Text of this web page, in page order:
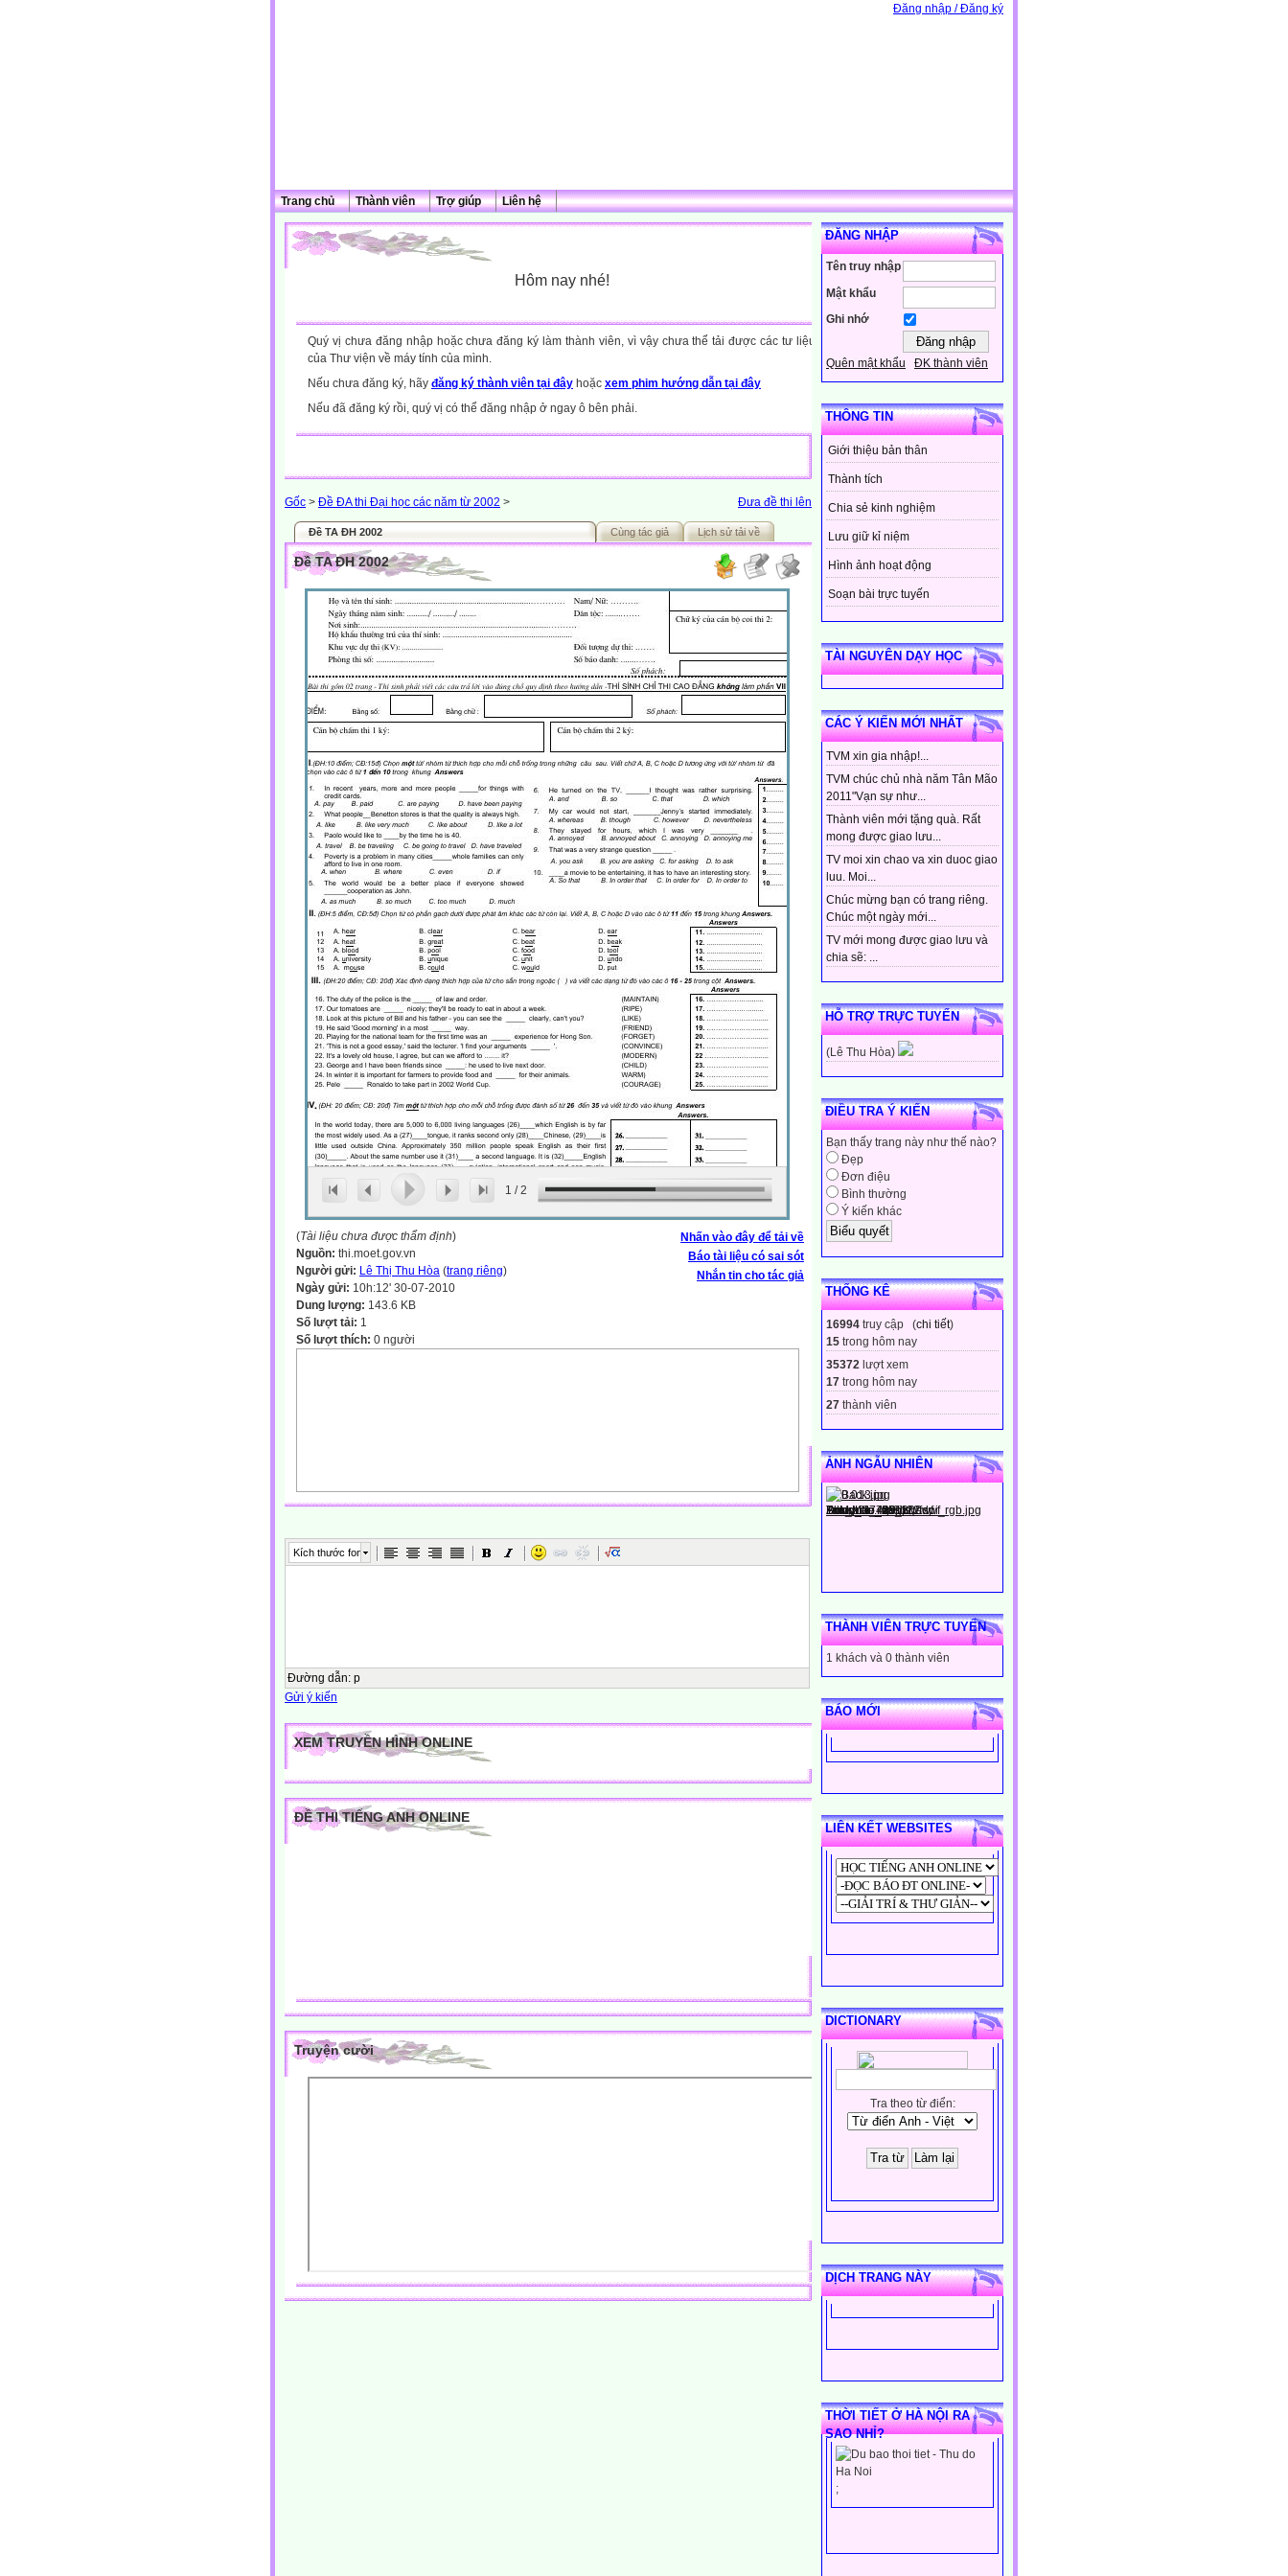
Đăng nhập / Đăng ký
Trang chủ Thành viên Trợ giúp Liên hệ
ĐĂNG NHẬP
Tên truy nhập
Mật khẩu
Ghi nhớ
Quên mật khẩu ĐK thành viên
THÔNG TIN
Giới thiệu bản thân
Thành tích
Chia sẻ kinh nghiệm
Lưu giữ kỉ niệm
Hình ảnh hoạt động
Soạn bài trực tuyến
TÀI NGUYÊN DẠY HỌC
CÁC Ý KIẾN MỚI NHẤT
TVM xin gia nhập!...
TVM chúc chủ nhà năm Tân Mão
2011"Vạn sự như...
Thành viên mới tặng quà. Rất
mong được giao lưu...
TV moi xin chao va xin duoc giao
luu. Moi...
Chúc mừng bạn có trang riêng.
Chúc một ngày mới...
TV mới mong được giao lưu và
chia sẽ: ...
HỖ TRỢ TRỰC TUYẾN
(Lê Thu Hòa)
ĐIỀU TRA Ý KIẾN
Bạn thấy trang này như thế nào?
Đẹp
Đơn điệu
Bình thường
Ý kiến khác
THỐNG KÊ
16994 truy cập (chi tiết)
15 trong hôm nay
35372 lượt xem
17 trong hôm nay
27 thành viên
ẢNH NGẪU NHIÊN
THÀNH VIÊN TRỰC TUYẾN
1 khách và 0 thành viên
BÁO MỚI
LIÊN KẾT WEBSITES
DICTIONARY
Tra theo từ điển:
DỊCH TRANG NÀY
THỜI TIẾT Ở HÀ NỘI RA
SAO NHỈ?
;
Hôm nay nhé!
Quý vị chưa đăng nhập hoặc chưa đăng ký làm thành viên, vì vậy chưa thể tải được các tư liệu
của Thư viện về máy tính của mình.
Nếu chưa đăng ký, hãy đăng ký thành viên tại đây hoặc xem phim hướng dẫn tại đây
Nếu đã đăng ký rồi, quý vị có thể đăng nhập ở ngay ô bên phải.
Đưa đề thi lên
Gốc > Đề ĐA thi Đại học các năm từ 2002 >
Đề TA ĐH 2002 Cùng tác giả Lịch sử tải về
Đề TA ĐH 2002
1 /2
Nhấn vào đây để tải về
Báo tài liệu có sai sót
Nhắn tin cho tác giả
(Tài liệu chưa được thẩm định)
Nguồn: thi.moet.gov.vn
Người gửi: Lê Thị Thu Hòa (trang riêng)
Ngày gửi: 10h:12' 30-07-2010
Dung lượng: 143.6 KB
Số lượt tải: 1
Số lượt thích: 0 người
Kích thước font
Đường dẫn: p
Gửi ý kiến
XEM TRUYỀN HÌNH ONLINE
ĐỀ THI TIẾNG ANH ONLINE
Truyện cười